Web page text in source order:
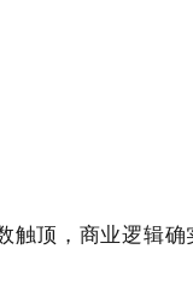
顶，商业逻辑确